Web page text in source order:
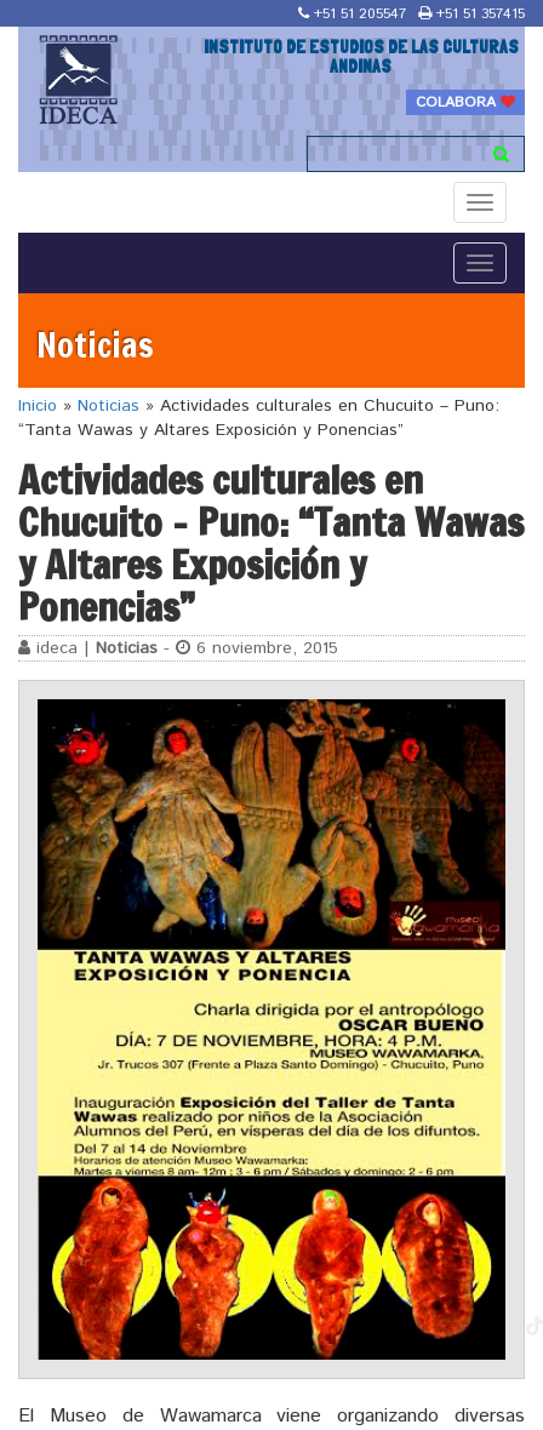
+51 51 205547 +51 51 357415
INSTITUTO DE ESTUDIOS DE LAS CULTURAS
ANDINAS
COLABORA
Toggle
Toggle
Noticias
Inicio » Noticias » Actividades culturales en Chucuito – Puno:
“Tanta Wawas y Altares Exposición y Ponencias”
Actividades culturales en
Chucuito – Puno: “Tanta Wawas
y Altares Exposición y
Ponencias”
ideca | Noticias - 6 noviembre, 2015
El Museo de Wawamarca viene organizando diversas